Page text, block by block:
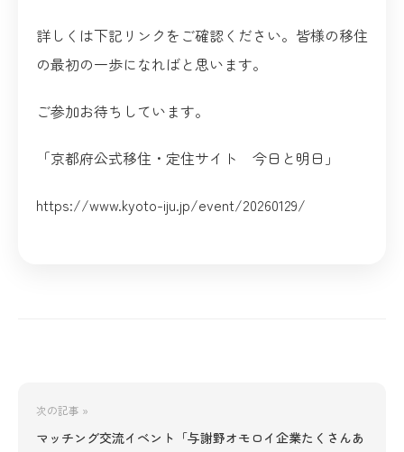
詳しくは下記リンクをご確認ください。皆様の移住
の最初の一歩になればと思います。
ご参加お待ちしています。
「京都府公式移住・定住サイト 今日と明日」
https://www.kyoto-iju.jp/event/20260129/
次の記事 »
マッチング交流イベント「与謝野オモロイ企業たくさんあ